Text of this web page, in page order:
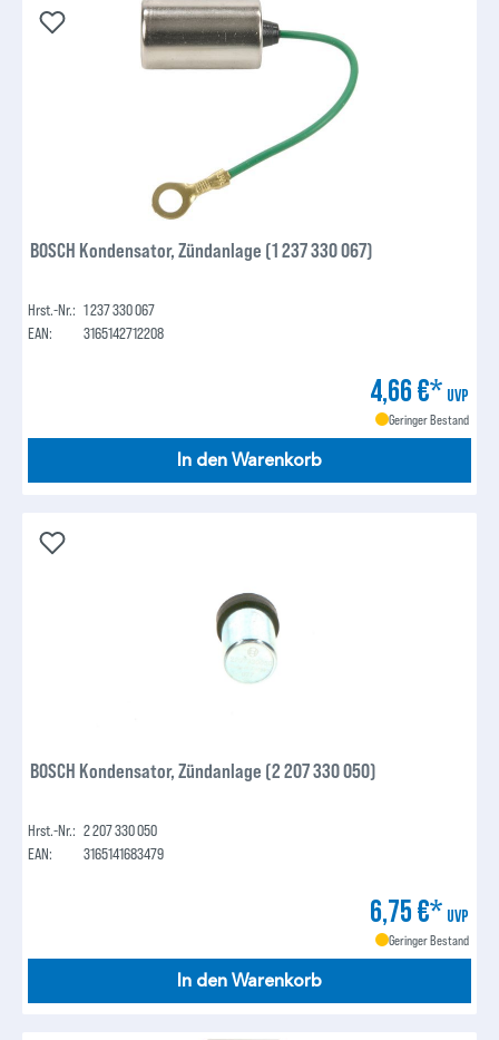
BOSCH Kondensator, Zündanlage (1 237 330 067)
Hrst.-Nr.: 1 237 330 067
EAN:
3165142712208
4,66 €* UVP
Geringer Bestand
In den Warenkorb
BOSCH Kondensator, Zündanlage (2 207 330 050)
Hrst.-Nr.: 2 207 330 050
EAN:
3165141683479
6,75 €* UVP
Geringer Bestand
In den Warenkorb